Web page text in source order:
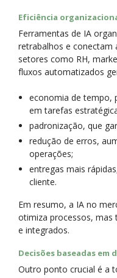
Eficiência
Ferramentas de IA
retrabalhos e conectam
setores como RH,
fluxos automatizados
economia de tempo,
em tarefas
padronização, que
redução de erros,
operações;
entregas mais
cliente.
Em resumo, a IA no
otimiza processos, mas
e integrados.
Decisões baseadas em
Outro ponto crucial é a